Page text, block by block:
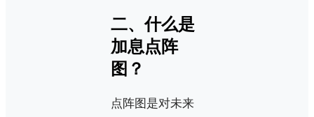
二、什么是
加息点阵
图？
点阵图是对未来